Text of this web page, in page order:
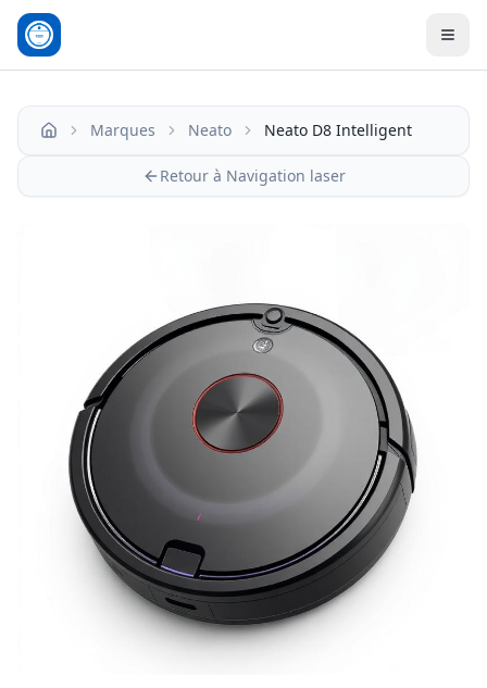
Accueil Marques Neato Neato D8 Intelligent
Retour à Navigation laser